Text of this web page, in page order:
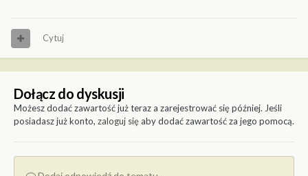
Cytuj
Dołącz do dyskusji
Możesz dodać zawartość już teraz a zarejestrować się później. Jeśli
posiadasz już konto, zaloguj sięaby dodać zawartość za jego pomocą.